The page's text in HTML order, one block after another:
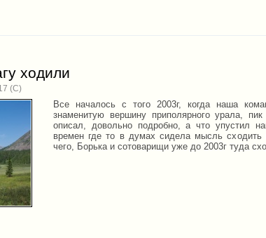
ходили
Все началось с того 2003г, когда наша
знаменитую вершину приполярного урала,
описал, довольно подробно, а что упустил
времен где то в думах сидела мысль
чего, Борька и сотоварищи уже до 2003г туда